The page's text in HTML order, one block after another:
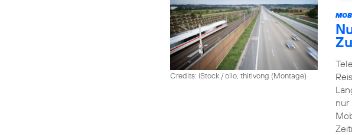
Credits: iStock / ollo, thitivong (Montage)
nur